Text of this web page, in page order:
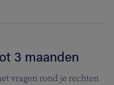
3 maanden
vragen rond je rechten